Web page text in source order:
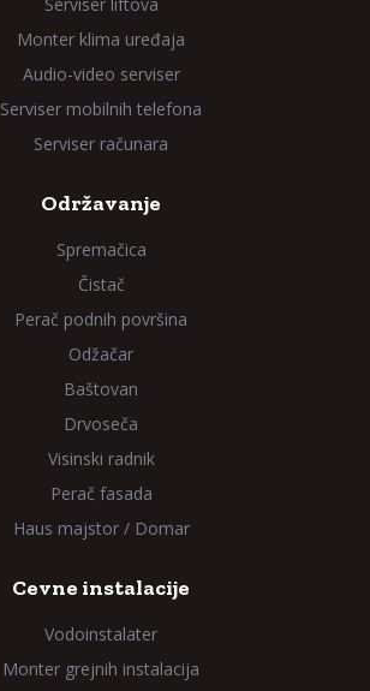
Monter klima uređaja
Audio-video serviser
Serviser mobilnih telefona
Serviser računara
Održavanje
Spremačica
Čistač
Perač podnih površina
Odžačar
Baštovan
Drvoseča
Visinski radnik
Perač fasada
Haus majstor / Domar
Cevne instalacije
Vodoinstalater
Monter grejnih instalacija